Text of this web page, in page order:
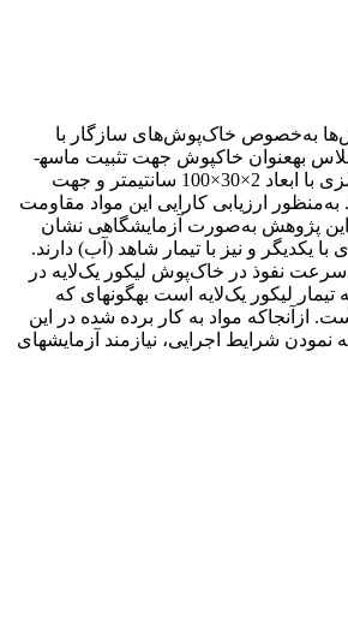
به‌خصوص خاک‌پوش‌های سازگار با
محیط زیست، یکی از روش­هایی است که به‌منظور تثبیت ماسه­های روان به کار می­رود. هدف از این تحقیق، بررسی امکان استفاده از پسماندهایی مانند لیکور سیاه و ملاس به­عنوان خاک­پوش جهت تثبیت ماسه­
های روان می­باشد. به‌منظور آماده­سازی بستر تیمارها در محیط آزمایشگاهی از ماسه­های بادی بیابان ریگ­بلند کاشان استفاده گردید. برای انجام آزمایش­ها از سینی­های فلزی با ابعاد 2×30×100 سانتی­متر و جهت
با سه تکرار انجام شد. به‌منظور ارزیابی کارایی این مواد مقاومت
این پژوهش به‌صورت آزمایشگاهی نشان
نوع خاک‌پوش اختلاف معنی­داری با یکدیگر و نیز با تیمار شاهد (آب) دارند.
8/9 برابر و مقاومت برشی را 14 برابر نسبت به شاهد افزایش داد. سرعت نفوذ در خاک‌پوش لیکور یک‌لایه در
لیکور یک‌لایه است به­گونه­ای که
ازآنجاکه مواد به کار برده شده در این
شرایط اجرایی، نیازمند آزمایش­های